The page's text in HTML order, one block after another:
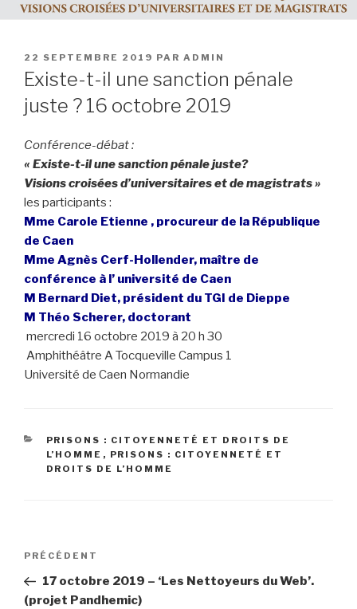
PUBLIÉ
LE
22 SEPTEMBRE 2019 PAR ADMIN
Existe-t-il une sanction pénale
juste ? 16 octobre 2019
Conférence-débat :
« Existe-t-il une sanction pénale juste?
Visions croisées d’universitaires et de magistrats »
les participants :
Mme Carole Etienne , procureur de la République
de Caen
Mme Agnès Cerf-Hollender, maître de
conférence à l’ université de Caen
M Bernard Diet, président du TGI de Dieppe
M Théo Scherer, doctorant
mercredi 16 octobre 2019 à 20 h 30
Amphithéâtre A Tocqueville Campus 1
Université de Caen Normandie
CATÉGORIES
PRISONS : CITOYENNETÉ ET DROITS DE
L’HOMME , PRISONS : CITOYENNETÉ ET
DROITS DE L’HOMME
Navigation
l’article
Article
précédent
PRÉCÉDENT
17 octobre 2019 – ‘Les Nettoyeurs du Web’.
(projet Pandhemic)